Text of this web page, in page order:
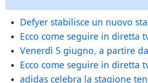
Defyer stabilisce un nuovo
Ecco come seguire in diretta
Venerdì 5 giugno, a partire
Ecco come seguire in diretta
adidas celebra la stagione